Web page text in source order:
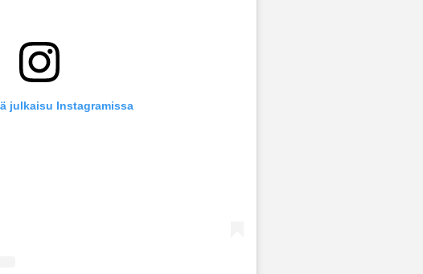
julkaisu Instagramissa